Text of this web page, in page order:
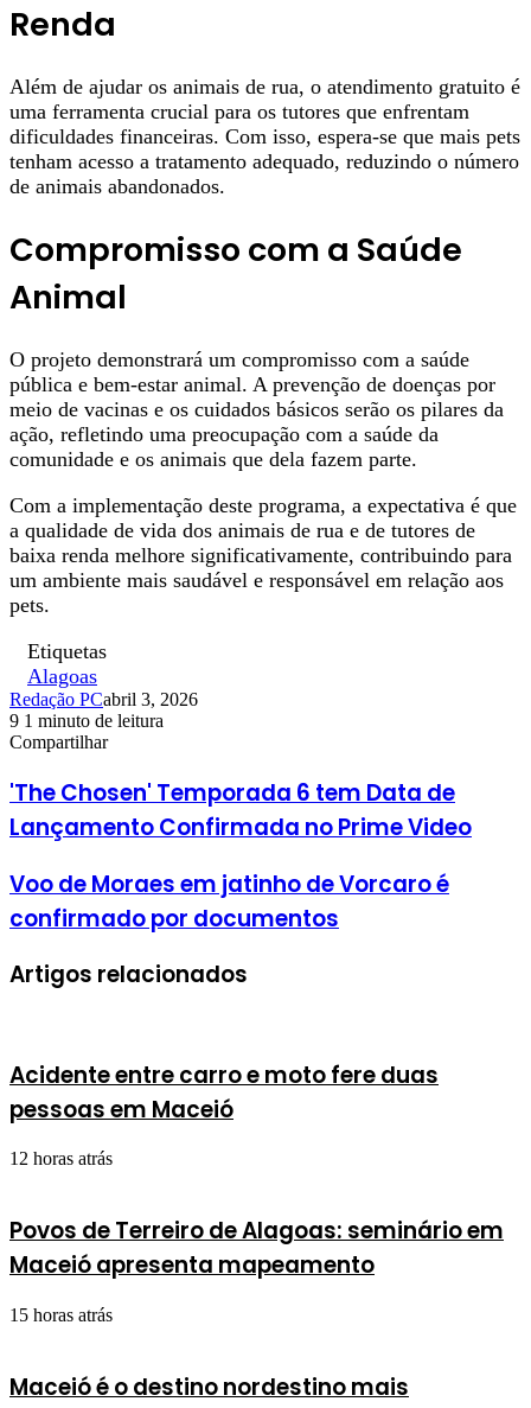
Renda
Além de ajudar os animais de rua, o atendimento gratuito é
uma ferramenta crucial para os tutores que enfrentam
dificuldades financeiras. Com isso, espera-se que mais pets
tenham acesso a tratamento adequado, reduzindo o número
de animais abandonados.
Compromisso com a Saúde
Animal
O projeto demonstrará um compromisso com a saúde
pública e bem-estar animal. A prevenção de doenças por
meio de vacinas e os cuidados básicos serão os pilares da
ação, refletindo uma preocupação com a saúde da
comunidade e os animais que dela fazem parte.
Com a implementação deste programa, a expectativa é que
a qualidade de vida dos animais de rua e de tutores de
baixa renda melhore significativamente, contribuindo para
um ambiente mais saudável e responsável em relação aos
pets.
Etiquetas
Alagoas
Redação PCabril 3, 2026
9 1 minuto de leitura
Facebook
X
Linkedin
Pinterest
WhatsApp
Telegram
Compartilhar
'The Chosen' Temporada 6 tem Data de
Lançamento Confirmada no Prime Video
Voo de Moraes em jatinho de Vorcaro é
confirmado por documentos
Artigos relacionados
Acidente entre carro e moto fere duas
pessoas em Maceió
12 horas atrás
Povos de Terreiro de Alagoas: seminário em
Maceió apresenta mapeamento
15 horas atrás
Maceió é o destino nordestino mais